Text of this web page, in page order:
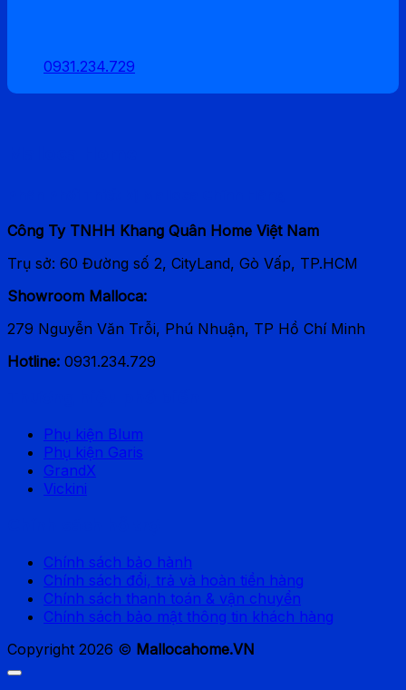
0931.234.729
Công Ty TNHH Khang Quân Home Việt Nam
Trụ sở: 60 Đường số 2, CityLand, Gò Vấp, TP.HCM
Showroom Malloca:
279 Nguyễn Văn Trỗi, Phú Nhuận, TP Hồ Chí Minh
Hotline: 0931.234.729
Phụ kiện Blum
Phụ kiện Garis
GrandX
Vickini
Chính sách bảo hành
Chính sách đổi, trả và hoàn tiền hàng
Chính sách thanh toán & vận chuyển
Chính sách bảo mật thông tin khách hàng
Copyright 2026 © Mallocahome.VN